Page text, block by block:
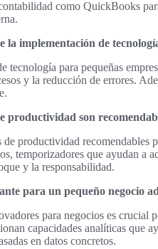
como QuickBooks
la implementación de
tecnología para pequeñas
y la reducción de errores.
productividad son
productividad recomendables
temporizadores que ayudan a
y la responsabilidad.
para un pequeño negocio
para negocios es crucial
capacidades analíticas que
en datos concretos.